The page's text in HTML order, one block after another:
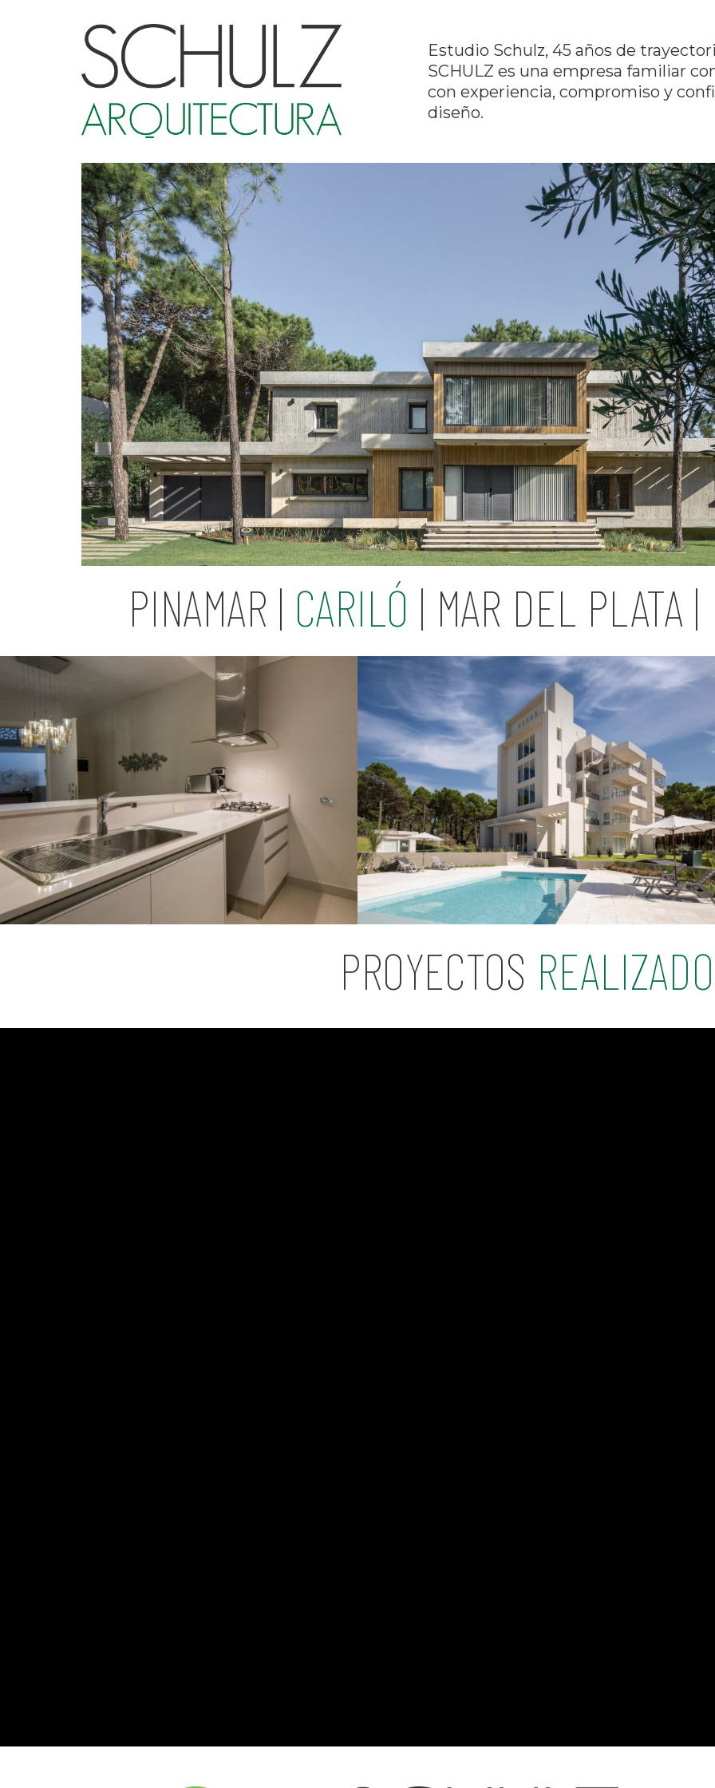
Estudio Schulz, 45 años de
SCHULZ es una empresa familiar
con experiencia, compromiso y
diseño.
PINAMAR | CARILÓ | MAR DEL PLATA |
PROYECTOS